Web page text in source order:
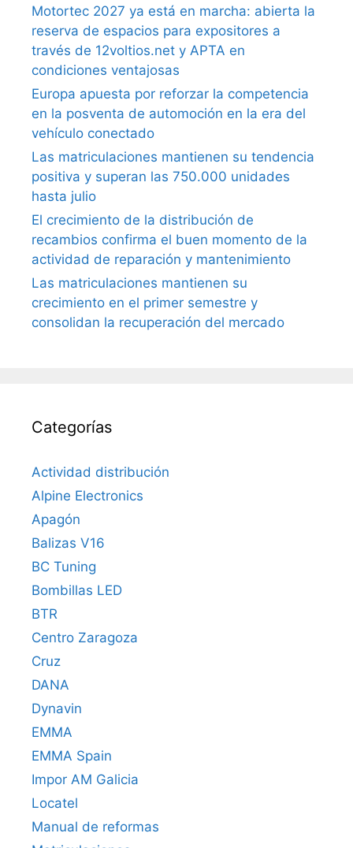
Motortec 2027 ya está en marcha: abierta la
reserva de espacios para expositores a
través de 12voltios.net y APTA en
condiciones ventajosas
Europa apuesta por reforzar la competencia
en la posventa de automoción en la era del
vehículo conectado
Las matriculaciones mantienen su tendencia
positiva y superan las 750.000 unidades
hasta julio
El crecimiento de la distribución de
recambios confirma el buen momento de la
actividad de reparación y mantenimiento
Las matriculaciones mantienen su
crecimiento en el primer semestre y
consolidan la recuperación del mercado
Categorías
Actividad distribución
Alpine Electronics
Apagón
Balizas V16
BC Tuning
Bombillas LED
BTR
Centro Zaragoza
Cruz
DANA
Dynavin
EMMA
EMMA Spain
Impor AM Galicia
Locatel
Manual de reformas